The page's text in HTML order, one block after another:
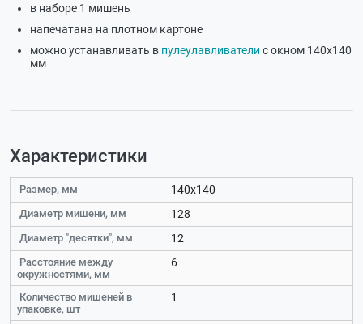
в наборе 1 мишень
напечатана на плотном картоне
можно устанавливать в пулеулавливатели с окном 140x140
мм
Характеристики
Размер, мм 140x140
Диаметр мишени, мм 128
Диаметр "десятки", мм 12
Расстояние между
окружностями, мм
6
Количество мишеней в
упаковке, шт
1